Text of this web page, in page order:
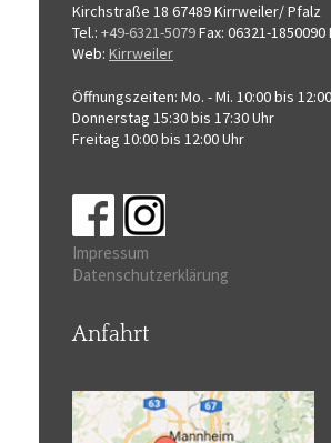
Kirchstraße 18 67489 Kirrweiler/ Pfalz
Tel.: +49-6321-5079Fax: 06321-1850090
Web: Kirrweiler
Öffnungszeiten: Mo. - Mi. 10:00 bis
Donnerstag 15:30 bis 17:30 Uhr
Freitag 10:00 bis 12:00 Uhr
Impressum
Datenschutzerklärung
Anfahrt